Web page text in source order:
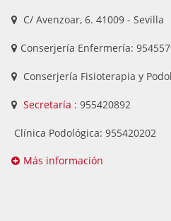
C/ Avenzoar, 6. 41009 - Sevilla
Conserjería Enfermería:
Conserjería Fisioterapia y
Secretaría : 955420892
Clínica Podológica: 955420202
Más información